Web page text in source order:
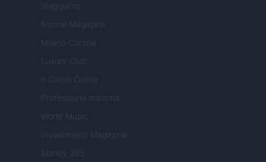
Viaggiamo
Nonne Magazine
Milano Cortina
Luxury Club
Il Calcio Online
Professione mamma
World Music
Investimenti Magazine
Money 365